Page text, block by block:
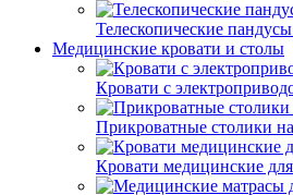
Телескопические
Медицинские кровати и столы
Кровати с
Прикроватные столики
Кровати медицинские